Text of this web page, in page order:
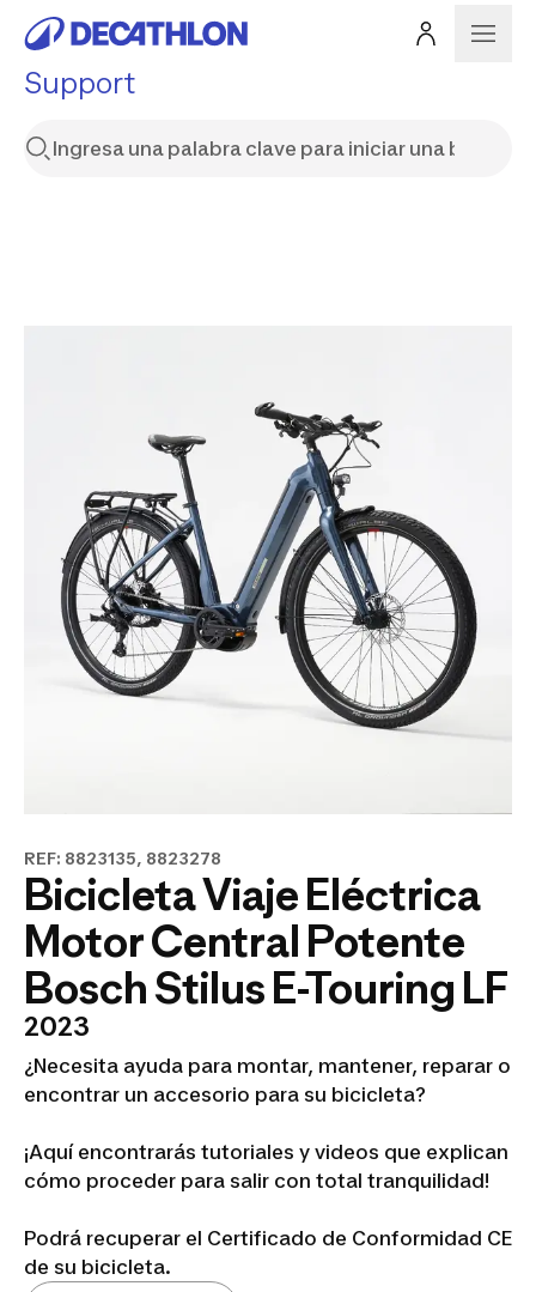
Support
REF: 8823135, 8823278
Bicicleta Viaje Eléctrica
Motor Central Potente
Bosch Stilus E-Touring LF
2023
¿Necesita ayuda para montar, mantener, reparar o
encontrar un accesorio para su bicicleta?
¡Aquí encontrarás tutoriales y videos que explican
cómo proceder para salir con total tranquilidad!
Podrá recuperar el Certificado de Conformidad CE
de su bicicleta.